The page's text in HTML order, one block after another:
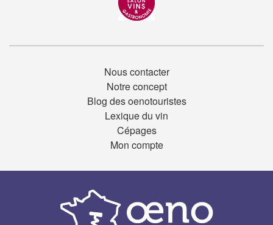
Nous contacter
Notre concept
Blog des oenotouristes
Lexique du vin
Cépages
Mon compte